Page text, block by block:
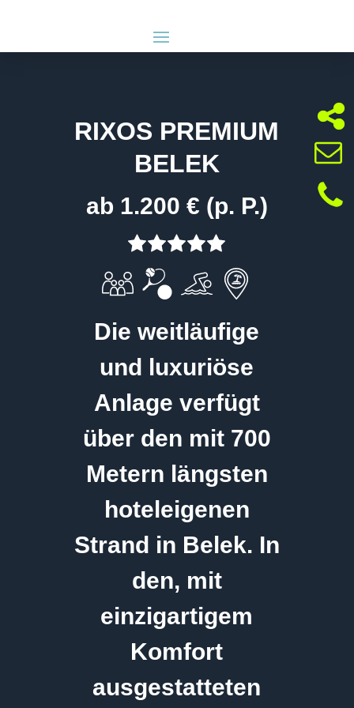
RIXOS PREMIUM
BELEK
ab 1.200 € (p. P.)
Die weitläufige
und luxuriöse
Anlage verfügt
über den mit 700
Metern längsten
hoteleigenen
Strand in Belek. In
den, mit
einzigartigem
Komfort
ausgestatteten